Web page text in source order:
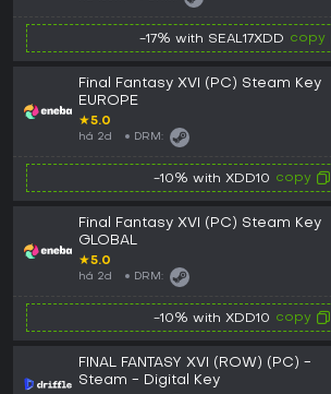
-17% with SEAL17XDD copy
Final Fantasy XVI (PC) Steam Key
EUROPE
★5.0
há 2d DRM:
-10% with XDD10 copy
Final Fantasy XVI (PC) Steam Key
GLOBAL
★5.0
há 2d DRM:
-10% with XDD10 copy
FINAL FANTASY XVI (ROW) (PC) -
Steam - Digital Key